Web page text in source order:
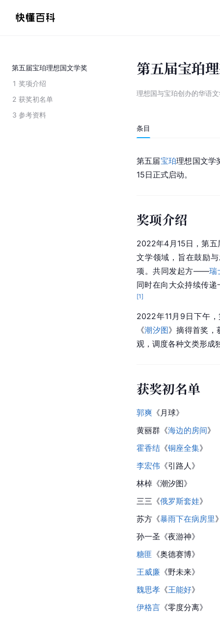
第五届宝珀理想国文学奖
1 奖项介绍
2 获奖初名单
3 参考资料
第五届宝珀
理想国与宝珀创办的华语
条目
第五届宝珀理想国文学
15日正式启动。
奖项介绍
2022年4月15日，第五
文学领域，旨在鼓励
项。共同发起方——瑞
同时在向大众持续传
[1]
2022年11月9日下午
《潮汐图》摘得首奖，
观，调度各种文类形成
获奖初名单
郭爽 《月球》
黄丽群《海边的房间》
霍香结 《铜座全集》
李宏伟 《引路人》
林棹《潮汐图》
三三《俄罗斯套娃》
苏方《暴雨下在病房里
孙一圣《夜游神》
糖匪 《奥德赛博》
王威廉 《野未来》
魏思孝 《王能好》
伊格言 《零度分离》